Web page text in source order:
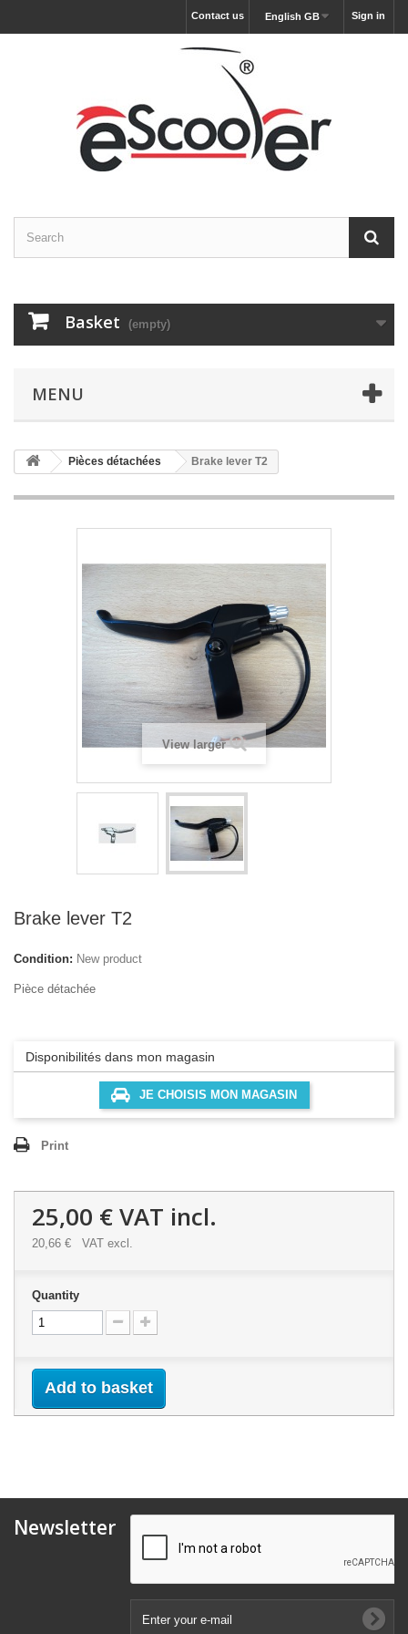
Sign in
English GB
Contact us
Basket (empty)
MENU
Pièces détachées Brake lever T2
View larger
Brake lever T2
Condition: New product
Pièce détachée
Disponibilités dans mon magasin
JE CHOISIS MON MAGASIN
Print
25,00 €VAT incl.
20,66 € VAT excl.
Quantity
Add to basket
Newsletter